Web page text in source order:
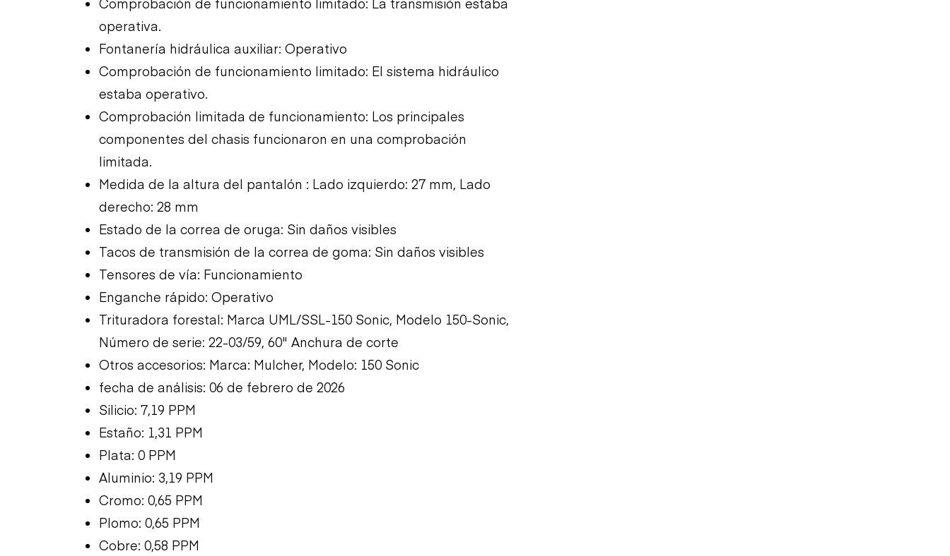
operativa.
Fontanería hidráulica auxiliar: Operativo
Comprobación de funcionamiento limitado: El sistema hidráulico
estaba operativo.
Comprobación limitada de funcionamiento: Los principales
componentes del chasis funcionaron en una comprobación
limitada.
Medida de la altura del pantalón : Lado izquierdo: 27 mm, Lado
derecho: 28 mm
Estado de la correa de oruga: Sin daños visibles
Tacos de transmisión de la correa de goma: Sin daños visibles
Tensores de vía: Funcionamiento
Enganche rápido: Operativo
Trituradora forestal: Marca UML/SSL-150 Sonic, Modelo 150-Sonic,
Número de serie: 22-03/59, 60" Anchura de corte
Otros accesorios: Marca: Mulcher, Modelo: 150 Sonic
fecha de análisis: 06 de febrero de 2026
Silicio: 7,19 PPM
Estaño: 1,31 PPM
Plata: 0 PPM
Aluminio: 3,19 PPM
Cromo: 0,65 PPM
Plomo: 0,65 PPM
Cobre: 0,58 PPM